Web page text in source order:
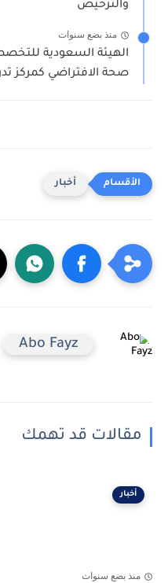
والترخيص
منذ بضع سنوات
الهيئة السعودية
صحة الافتراضي كمركز
أخبار
Abo Fayz
مقالات قد تهمك
أخبار
منذ بضع سنوات